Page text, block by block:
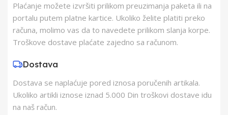
Zemlja Porekla Turska
Zemlja Uvoza
Barkod 8606017934769
Plaćanje možete izvršiti prilikom preuzimanja paketa ili na
portalu putem platne kartice. Ukoliko želite platiti preko
računa, molimo vas da to navedete prilikom slanja korpe.
Troškove dostave plaćate zajedno sa računom.
Dostava
Dostava se naplaćuje pored iznosa poručenih artikala.
Ukoliko artikli iznose iznad 5.000 Din troškovi dostave idu
na naš račun.